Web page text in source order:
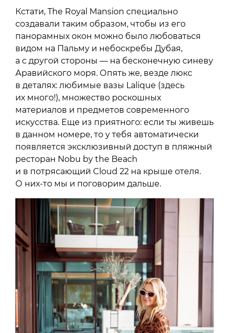
Кстати, The Royal Mansion специально
создавали таким образом, чтобы из его
панорамных окон можно было любоваться
видом на Пальму и небоскребы Дубая,
а c другой стороны — на бесконечную синеву
Аравийского моря. Опять же, везде люкс
в деталях: любимые вазы Lalique (здесь
их много!), множество роскошных
материалов и предметов современного
искусства. Еще из приятного: если ты живешь
в данном номере, то у тебя автоматически
появляется эксклюзивный доступ в пляжный
ресторан Nobu by the Beach
и в потрясающий Cloud 22 на крыше отеля.
О них-то мы и поговорим дальше.